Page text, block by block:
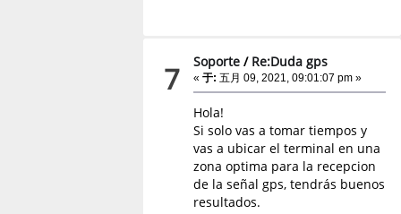
7 Soporte / Re:Duda gps
«于: 五月 09, 2021, 09:01:07 pm »
Hola!
Si solo vas a tomar tiempos y
vas a ubicar el terminal en una
zona optima para la recepcion
de la señal gps, tendrás buenos
resultados.